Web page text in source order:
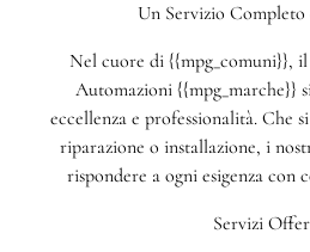
Un Servizio
Nel cuore di {{mpg_comuni}}, il
Automazioni {{mpg_marche}}
eccellenza e professionalità. Che
riparazione o installazione, i
rispondere a ogni esigenza con
Servizi